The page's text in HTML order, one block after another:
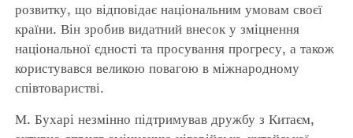
розвитку, що відповідає національним умовам своєї
країни. Він зробив видатний внесок у зміцнення
національної єдності та просування прогресу, а також
користувався великою повагою в міжнародному
співтоваристві.
М. Бухарі незмінно підтримував дружбу з Китаєм,